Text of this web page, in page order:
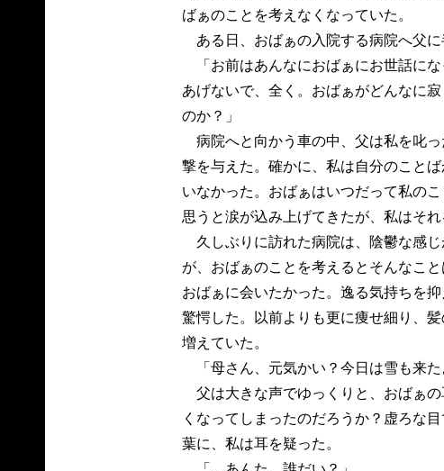
ばぁのことを考えなくなっていた。
ある日、おばぁの入院する病院へ父に
「お前はあんなにおばぁにお世話に
あげないで、全く。おばぁがどんなに
のか？」
病院へと向かう車の中、父は私を叱
撃を与えた。確かに、私は自分のこと
いなかった。おばぁはいつだって私の
思うと涙が込み上げてきたが、私はそれ
久しぶりに訪れた病院は、陰鬱な感
が、おばぁのことを考えるとそんなこ
おばぁに会いたかった。逸る気持ちを
驚愕した。以前よりも更に痩せ細り、
増えていた。
「母さん、元気かい？今日は雪も来た
父は大きな声でゆっくりと、おばぁ
くなってしまったのだろうか？虚ろな
葉に、私は耳を疑った。